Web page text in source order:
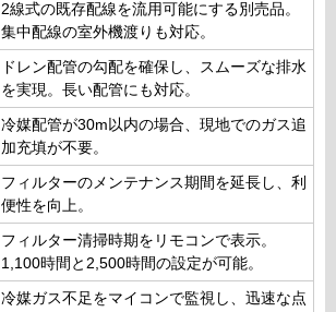
2線式の既存配線を流用可能にする別売品。
集中配線の室外機渡りも対応。
ドレン配管の勾配を確保し、スムーズな排水
を実現。長い配管にも対応。
冷媒配管が30m以内の場合、現地でのガス追
加充填が不要。
フィルターのメンテナンス期間を延長し、利
便性を向上。
フィルター清掃時期をリモコンで表示。
1,100時間と2,500時間の設定が可能。
冷媒ガス不足をマイコンで監視し、迅速な点